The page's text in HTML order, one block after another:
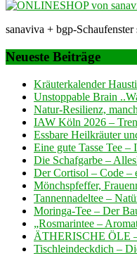
sanaviva + bgp-
Neueste Beiträge
Kräuterkalender
Unstoppable Brain
Natur-Resilienz,
IAW Köln 2026 –
Essbare Heilkräuter
Eine gute Tasse Tee
Die Schafgarbe –
Der Cortisol – Code –
Mönchspfeffer,
Tannennadeltee –
Moringa-Tee – Der
„Rosmarintee –
ÄTHERISCHE ÖLE
Tischleindeckdich –